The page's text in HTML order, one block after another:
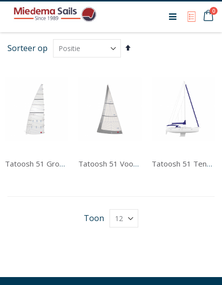
My0
Sorteer op
Van
Tatoosh 51 Grootzeil Tatoosh 51 Voorzeil Tatoosh 51 Tentwerk
Toon